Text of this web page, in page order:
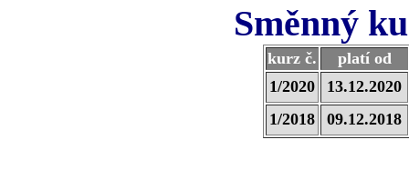
Směnný
kurz č.
platí od
1/2020
13.12.2020
1/2018
09.12.2018